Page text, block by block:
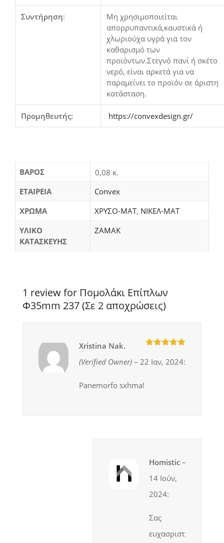
Συντήρηση:
Μη χρησιμοποιείται
απορρυπαντικά,καυστικά ή
χλωριούχα υγρά για τον
καθαρισμό των
προϊόντων.Στεγνό πανί ή σκέτο
νερό, είναι αρκετά για να
παραμείνει το προϊόν σε άριστη
κατάσταση.
Προμηθευτής: https://convexdesign.gr/
ΒΆΡΟΣ
0,08 κ.
ΕΤΑΙΡΕΙΑ
Convex
ΧΡΩΜΑ
ΧΡΥΣΟ-ΜΑΤ, ΝΙΚΕΛ-ΜΑΤ
ΥΛΙΚΟ
ΚΑΤΑΣΚΕΥΗΣ
ΖΑΜΑΚ
1 review for Πομολάκι Επίπλων
Φ35mm 237 (Σε 2 αποχρώσεις)
Xristina Nak.
(verified Owner) – 22 Ιαν, 2024:
Panemorfo sxhma!
Homistic –
14 Ιούν,
2024:
Σας
ευχασριστ